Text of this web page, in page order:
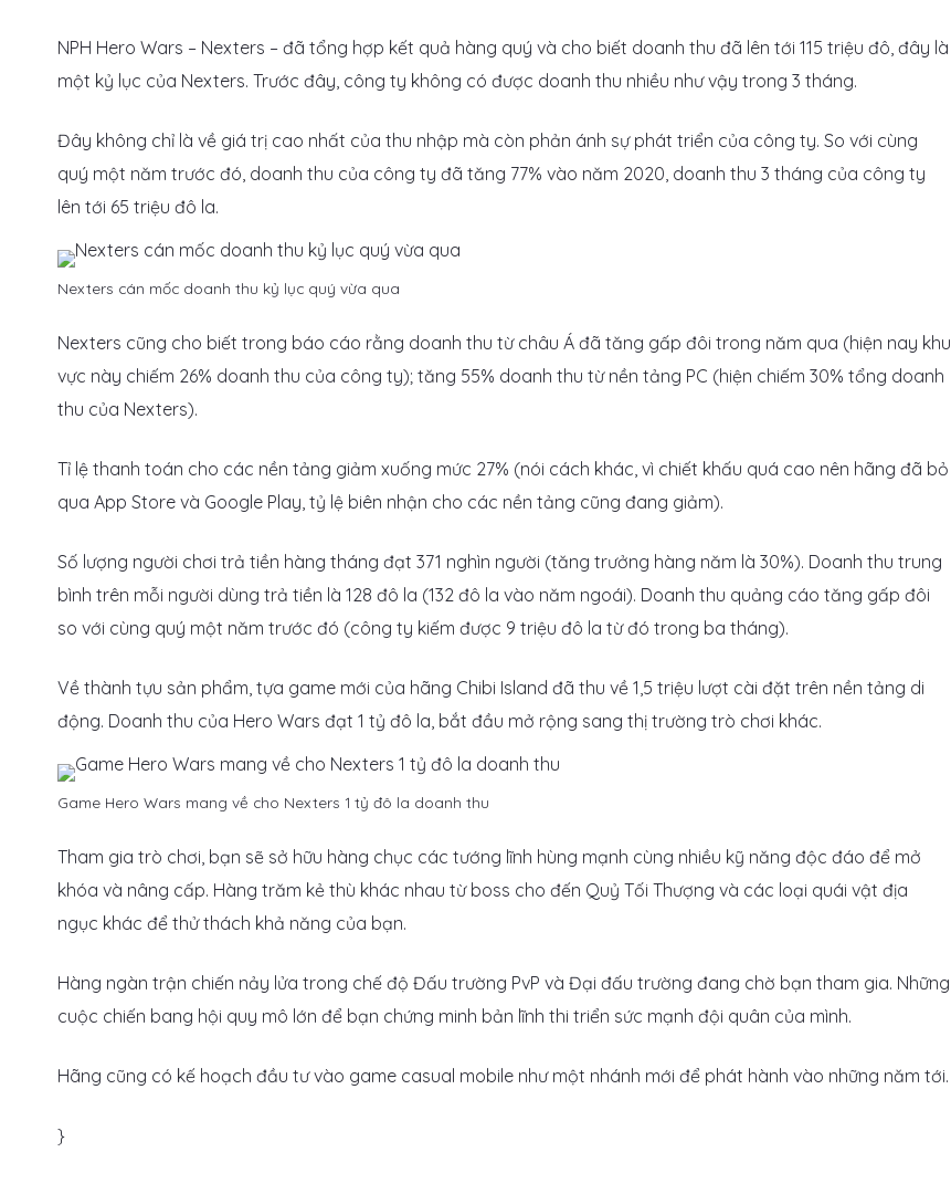
NPH Hero Wars – Nexters – đã tổng hợp kết quả hàng quý và cho biết doanh thu đã lên tới 115 triệu đô, đây là
một kỷ lục của Nexters. Trước đây, công ty không có được doanh thu nhiều như vậy trong 3 tháng.
Đây không chỉ là về giá trị cao nhất của thu nhập mà còn phản ánh sự phát triển của công ty. So với cùng
quý một năm trước đó, doanh thu của công ty đã tăng 77% vào năm 2020, doanh thu 3 tháng của công ty
lên tới 65 triệu đô la.
Nexters cán mốc doanh thu kỷ lục quý vừa qua
Nexters cũng cho biết trong báo cáo rằng doanh thu từ châu Á đã tăng gấp đôi trong năm qua (hiện nay khu
vực này chiếm 26% doanh thu của công ty); tăng 55% doanh thu từ nền tảng PC (hiện chiếm 30% tổng doanh
thu của Nexters).
Tỉ lệ thanh toán cho các nền tảng giảm xuống mức 27% (nói cách khác, vì chiết khấu quá cao nên hãng đã bỏ
qua App Store và Google Play, tỷ lệ biên nhận cho các nền tảng cũng đang giảm).
Số lượng người chơi trả tiền hàng tháng đạt 371 nghìn người (tăng trưởng hàng năm là 30%). Doanh thu trung
bình trên mỗi người dùng trả tiền là 128 đô la (132 đô la vào năm ngoái). Doanh thu quảng cáo tăng gấp đôi
so với cùng quý một năm trước đó (công ty kiếm được 9 triệu đô la từ đó trong ba tháng).
Về thành tựu sản phẩm, tựa game mới của hãng Chibi Island đã thu về 1,5 triệu lượt cài đặt trên nền tảng di
động. Doanh thu của Hero Wars đạt 1 tỷ đô la, bắt đầu mở rộng sang thị trường trò chơi khác.
Game Hero Wars mang về cho Nexters 1 tỷ đô la doanh thu
Tham gia trò chơi, bạn sẽ sở hữu hàng chục các tướng lĩnh hùng mạnh cùng nhiều kỹ năng độc đáo để mở
khóa và nâng cấp. Hàng trăm kẻ thù khác nhau từ boss cho đến Quỷ Tối Thượng và các loại quái vật địa
ngục khác để thử thách khả năng của bạn.
Hàng ngàn trận chiến nảy lửa trong chế độ Đấu trường PvP và Đại đấu trường đang chờ bạn tham gia. Những
cuộc chiến bang hội quy mô lớn để bạn chứng minh bản lĩnh thi triển sức mạnh đội quân của mình.
Hãng cũng có kế hoạch đầu tư vào game casual mobile như một nhánh mới để phát hành vào những năm tới.
}